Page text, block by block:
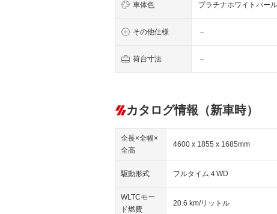
車体色 プラチナホワイトパー
その他仕様 －
荷台寸法 －
カタログ情報（新車時）
全長×全幅×
全高
4600 x 1855 x 1685mm
駆動形式 フルタイム４WD
WLTCモー
ド燃費
20.6 km/リットル